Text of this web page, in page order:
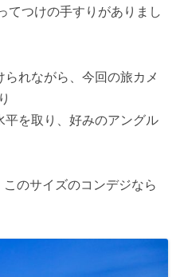
てつけの手すりがありまし
れながら、今回の旅カメ
を取り、好みのアングル
のサイズのコンデジなら